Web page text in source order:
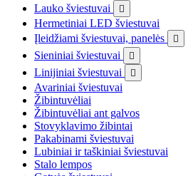
Lauko šviestuvai

Hermetiniai LED šviestuvai
Įleidžiami šviestuvai, panelės

Sieniniai šviestuvai 
Linijiniai šviestuvai 
Avariniai šviestuvai
Žibintuvėliai
Žibintuvėliai ant galvos
Stovyklavimo žibintai
Pakabinami šviestuvai
Lubiniai ir taškiniai šviestuvai
Stalo lempos